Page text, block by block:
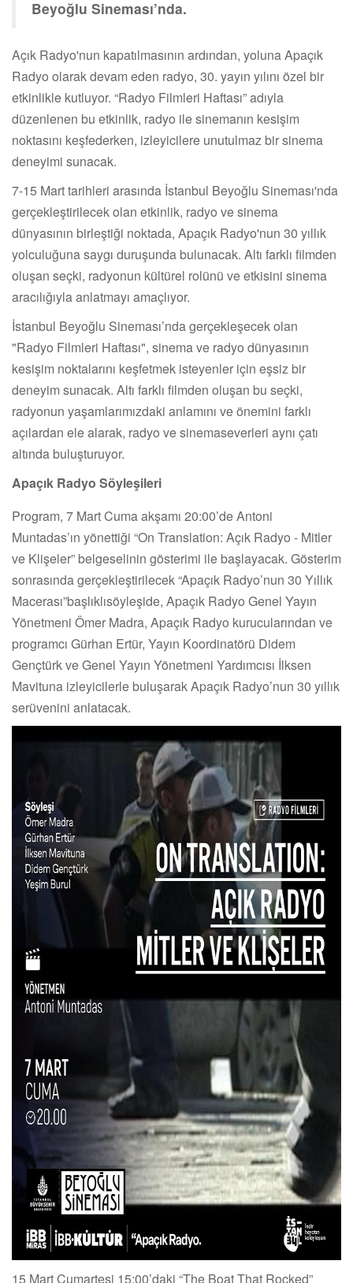
Beyoğlu Sineması’nda.
Açık Radyo'nun kapatılmasının ardından, yoluna Apaçık
Radyo olarak devam eden radyo, 30. yayın yılını özel bir
etkinlikle kutluyor. “Radyo Filmleri Haftası” adıyla
düzenlenen bu etkinlik, radyo ile sinemanın kesişim
noktasını keşfederken, izleyicilere unutulmaz bir sinema
deneyimi sunacak.
7-15 Mart tarihleri arasında İstanbul Beyoğlu Sineması'nda
gerçekleştirilecek olan etkinlik, radyo ve sinema
dünyasının birleştiği noktada, Apaçık Radyo'nun 30 yıllık
yolculuğuna saygı duruşunda bulunacak. Altı farklı filmden
oluşan seçki, radyonun kültürel rolünü ve etkisini sinema
aracılığıyla anlatmayı amaçlıyor.
İstanbul Beyoğlu Sineması’nda gerçekleşecek olan
"Radyo Filmleri Haftası", sinema ve radyo dünyasının
kesişim noktalarını keşfetmek isteyenler için eşsiz bir
deneyim sunacak. Altı farklı filmden oluşan bu seçki,
radyonun yaşamlarımızdaki anlamını ve önemini farklı
açılardan ele alarak, radyo ve sinemaseverleri aynı çatı
altında buluşturuyor.
Apaçık Radyo Söyleşileri
Program, 7 Mart Cuma akşamı 20:00’de Antoni
Muntadas’ın yönettiği “On Translation: Açık Radyo - Mitler
ve Klişeler” belgeselinin gösterimi ile başlayacak. Gösterim
sonrasında gerçekleştirilecek “Apaçık Radyo’nun 30 Yıllık
Macerası”başlıklısöyleşide, Apaçık Radyo Genel Yayın
Yönetmeni Ömer Madra, Apaçık Radyo kurucularından ve
programcı Gürhan Ertür, Yayın Koordinatörü Didem
Gençtürk ve Genel Yayın Yönetmeni Yardımcısı İlksen
Mavituna izleyicilerle buluşarak Apaçık Radyo’nun 30 yıllık
serüvenini anlatacak.
15 Mart Cumartesi 15:00’daki “The Boat That Rocked”